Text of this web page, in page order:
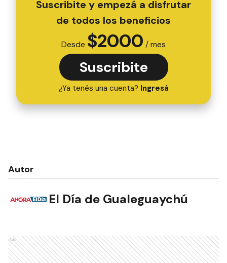
Suscribite y empezá a disfrutar
de todos los beneficios
Desde $2000 / mes
Suscribite
¿Ya tenés una cuenta? Ingresá
Autor
El Día de Gualeguaychú
Ads